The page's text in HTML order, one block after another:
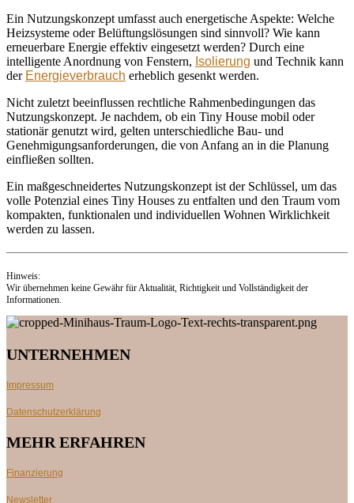
Ein Nutzungskonzept umfasst auch energetische Aspekte: Welche
Heizsysteme oder Belüftungslösungen sind sinnvoll? Wie kann
erneuerbare Energie effektiv eingesetzt werden? Durch eine
intelligente Anordnung von Fenstern, Isolierung und Technik kann
der Energieverbrauch erheblich gesenkt werden.
Nicht zuletzt beeinflussen rechtliche Rahmenbedingungen das
Nutzungskonzept. Je nachdem, ob ein Tiny House mobil oder
stationär genutzt wird, gelten unterschiedliche Bau- und
Genehmigungsanforderungen, die von Anfang an in die Planung
einfließen sollten.
Ein maßgeschneidertes Nutzungskonzept ist der Schlüssel, um das
volle Potenzial eines Tiny Houses zu entfalten und den Traum vom
kompakten, funktionalen und individuellen Wohnen Wirklichkeit
werden zu lassen.
Hinweis:
Wir übernehmen keine Gewähr für Aktualität, Richtigkeit und Vollständigkeit der
Informationen.
UNTERNEHMEN
Impressum
Datenschutzerklärung
MEHR ERFAHREN
Finanzierung
Newsletter